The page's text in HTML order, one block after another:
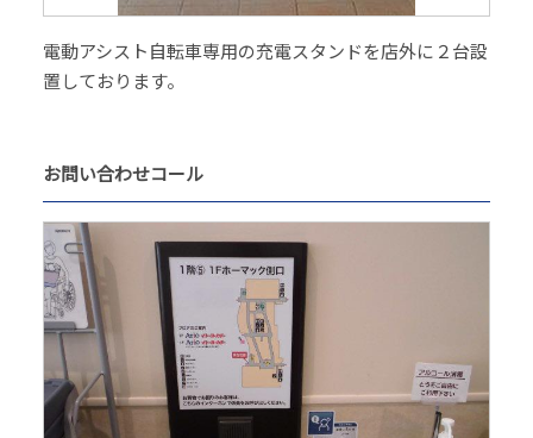
電動アシスト自転車専用の充電スタンドを店外に２台設
置しております。
お問い合わせコール